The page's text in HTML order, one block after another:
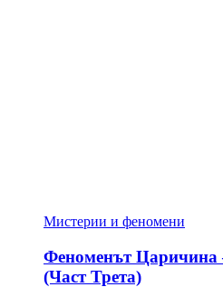
Мистерии и феномени
Феноменът Царичина
(Част Трета)